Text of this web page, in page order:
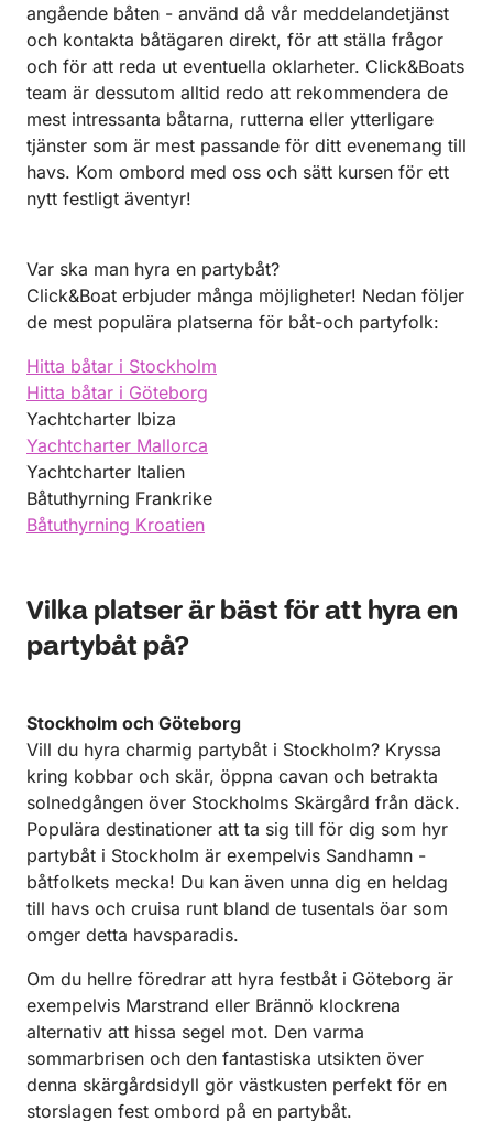
angående båten - använd då vår meddelandetjänst
och kontakta båtägaren direkt, för att ställa frågor
och för att reda ut eventuella oklarheter. Click&Boats
team är dessutom alltid redo att rekommendera de
mest intressanta båtarna, rutterna eller ytterligare
tjänster som är mest passande för ditt evenemang till
havs. Kom ombord med oss och sätt kursen för ett
nytt festligt äventyr!
Var ska man hyra en partybåt?
Click&Boat erbjuder många möjligheter! Nedan följer
de mest populära platserna för båt-och partyfolk:
Hitta båtar i Stockholm
Hitta båtar i Göteborg
Yachtcharter Ibiza
Yachtcharter Mallorca
Yachtcharter Italien
Båtuthyrning Frankrike
Båtuthyrning Kroatien
Vilka platser är bäst för att hyra en
partybåt på?
Stockholm och Göteborg
Vill du hyra charmig partybåt i Stockholm? Kryssa
kring kobbar och skär, öppna cavan och betrakta
solnedgången över Stockholms Skärgård från däck.
Populära destinationer att ta sig till för dig som hyr
partybåt i Stockholm är exempelvis Sandhamn -
båtfolkets mecka! Du kan även unna dig en heldag
till havs och cruisa runt bland de tusentals öar som
omger detta havsparadis.
Om du hellre föredrar att hyra festbåt i Göteborg är
exempelvis Marstrand eller Brännö klockrena
alternativ att hissa segel mot. Den varma
sommarbrisen och den fantastiska utsikten över
denna skärgårdsidyll gör västkusten perfekt för en
storslagen fest ombord på en partybåt.